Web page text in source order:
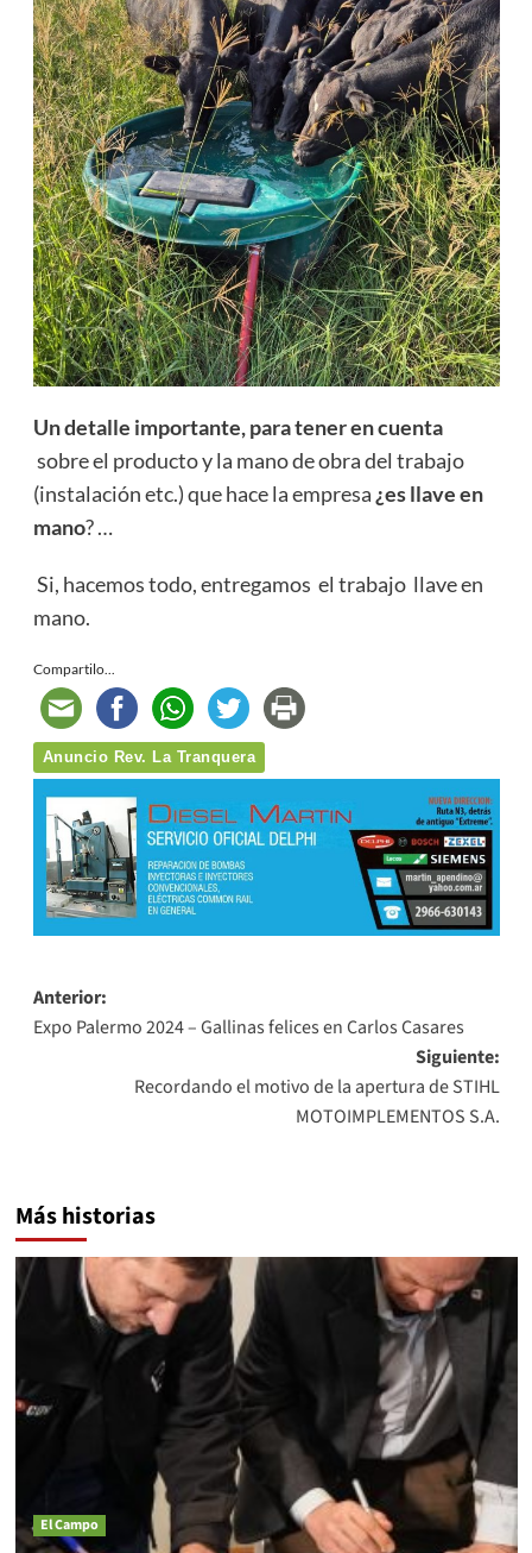
Un detalle importante, para tener en cuenta
sobre el producto y la mano de obra del trabajo
(instalación etc.) que hace la empresa ¿es llave en
mano? …
Si, hacemos todo, entregamos el trabajo llave en
mano.
Compartilo...
Anuncio Rev. La Tranquera
Navegación
de
entradas
Anterior:
Expo Palermo 2024 – Gallinas felices en Carlos Casares
Siguiente:
Recordando el motivo de la apertura de STIHL
MOTOIMPLEMENTOS S.A.
Más historias
El Campo